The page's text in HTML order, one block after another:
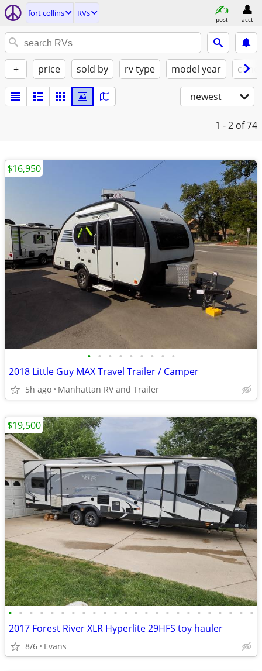
fort collins RVs
post acct
+ price sold by rv type model year
newest
1 - 2 of 74
• • • • • • • • •
2018 Little Guy MAX Travel Trailer / Camper
5h ago Manhattan RV and Trailer
$16,950
• • • • • • • • • • • • • • • • • • • • • • • •
2017 Forest River XLR Hyperlite 29HFS toy hauler
8/6 Evans
$19,500